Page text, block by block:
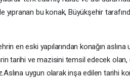
yıpranan bu konak, Büyükşehir
en eski yapılarından konağın
tarihi ve mazisini temsil edecek
uygun olarak inşa edilen tarihi